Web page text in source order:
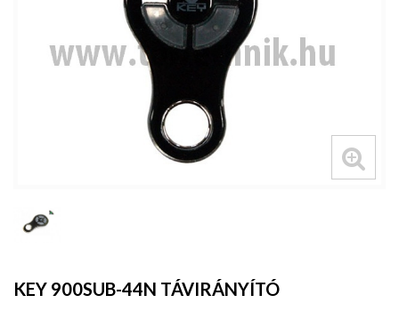
KEY 900SUB-44N TÁVIRÁNYÍTÓ